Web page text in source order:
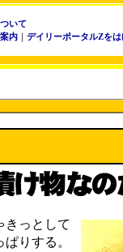
いて
内 ｜ デイリーポータルZを
きっとして
りする。